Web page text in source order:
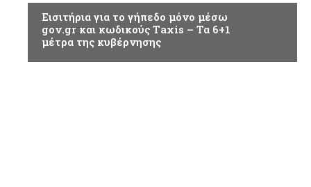
Εισιτήρια για το γήπεδο μόνο μέσω
gov.gr και κωδικούς Τaxis – Τα 6+1
μέτρα της κυβέρνησης